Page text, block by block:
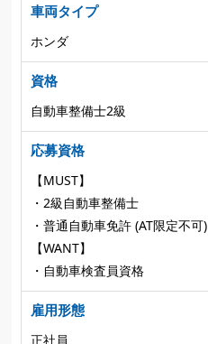
車両タイプ
ホンダ
資格
自動車整備士2級
応募資格
【MUST】
・2級自動車整備士
・普通自動車免許 (AT限定不可)
【WANT】
・自動車検査員資格
雇用形態
正社員